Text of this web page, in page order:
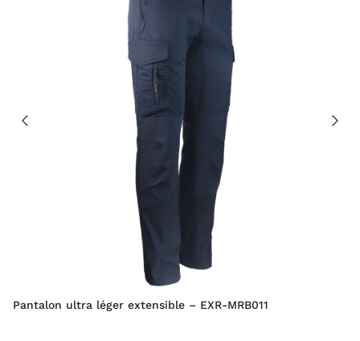
Pantalon ultra léger extensible – EXR-MRB011